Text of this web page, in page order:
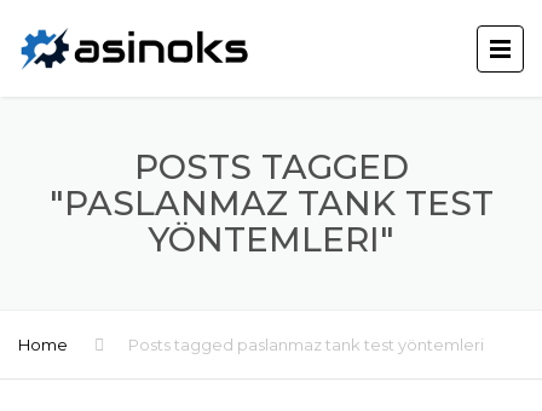
POSTS TAGGED
"PASLANMAZ TANK TEST
YÖNTEMLERI"
Home Posts tagged paslanmaz tank test yöntemleri